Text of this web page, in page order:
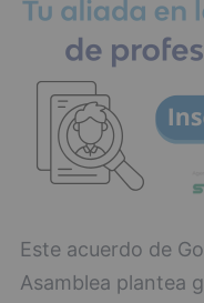
Este acuerdo de
Asamblea plantea